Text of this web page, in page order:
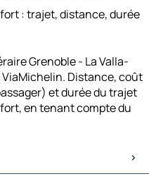
: trajet, distance, durée
Grenoble - La Valla-
Distance, coût
et durée du trajet
en tenant compte du